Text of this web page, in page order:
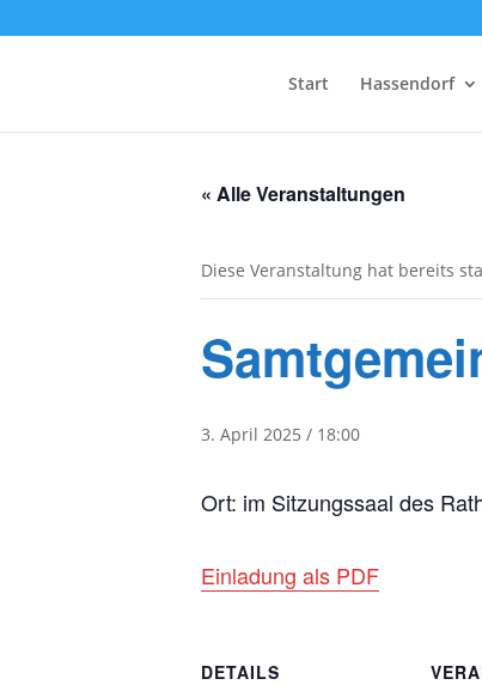
Start Hassendorf
« Alle Veranstaltungen
Diese Veranstaltung hat bereits
3. April 2025 / 18:00
Ort: im Sitzungssaal des
Einladung als PDF
DETAILS